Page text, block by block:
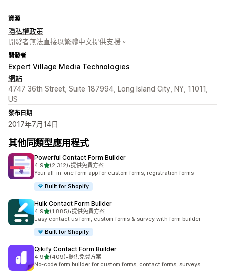
資源
隱私權政策
開發者無法直接以繁體中文提供支援。
開發者
Expert Village Media Technologies
網站
4747 36th Street, Suite 187994, Long Island City, NY, 11011,
US
發布日期
2017年7月14日
其他同類型應用程式
Powerful Contact Form Builder
4.9滿分 5 顆星
(2,312)
共有 2312 則評價
•提供免費方案
Your all-in-one form app for custom forms, registration forms
Built for Shopify
Hulk Contact Form Builder
4.9滿分 5 顆星
(1,885)
共有 1885 則評價
•提供免費方案
Easy contact us form, custom forms & survey with form builder
Built for Shopify
Qikify Contact Form Builder
4.9滿分 5 顆星
(409)
共有 409 則評價
•提供免費方案
No-code form builder for custom forms, contact forms, surveys